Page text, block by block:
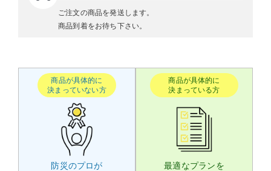
ご注文の商品を発送します。
商品到着をお待ち下さい。
商品が具体的に
決まっていない方
防災のプロが
商品が具体的に
決まっている方
最適なプランを